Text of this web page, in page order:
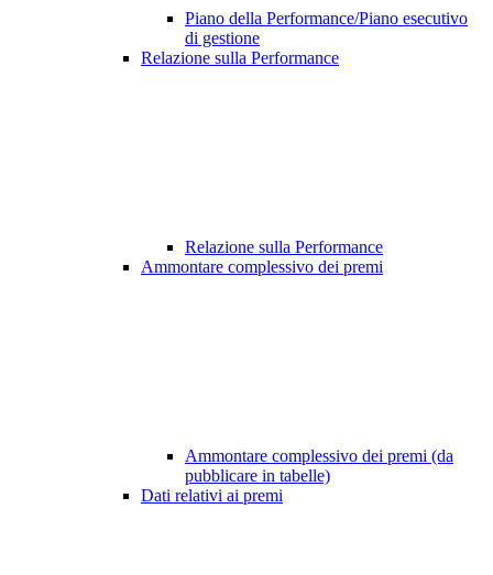
Piano della Performance/Piano esecutivo
di gestione
Relazione sulla Performance
Relazione sulla Performance
Ammontare complessivo dei premi
Ammontare complessivo dei premi (da
pubblicare in tabelle)
Dati relativi ai premi